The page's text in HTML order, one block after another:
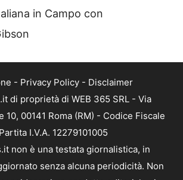
in Campo con
- Privacy Policy- Disclaimer
di proprietà di WEB 365 SRL - Via
10, 00141 Roma (RM) - Codice Fiscale
I.V.A. 12279101005
non è una testata giornalistica, in
senza alcuna periodicità. Non